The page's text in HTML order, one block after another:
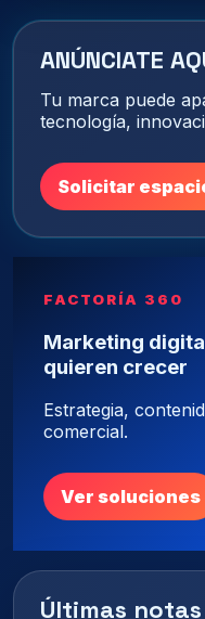
ANÚNCIATE
Tu marca puede
tecnología,
Solicitar
FACTORÍA 360
Marketing
quieren crecer
Estrategia,
comercial.
Ver soluciones
Últimas notas